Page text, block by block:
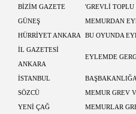
BİZİM GAZETE 'GREVLİ
GÜNEŞ MEMURDAN
HÜRRİYET ANKARA BU OYUNDA
İL GAZETESİ
ANKARA
EYLEMDE
İSTANBUL
SÖZCÜ MEMUR GREV
YENİ ÇAĞ MEMURLAR